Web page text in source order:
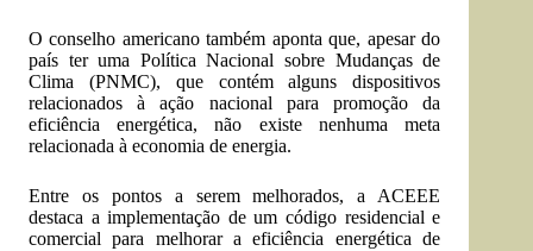
O conselho americano também aponta que, apesar do
país ter uma Política Nacional sobre Mudanças de
Clima (PNMC), que contém alguns dispositivos
relacionados à ação nacional para promoção da
eficiência energética, não existe nenhuma meta
relacionada à economia de energia.
Entre os pontos a serem melhorados, a ACEEE
destaca a implementação de um código residencial e
comercial para melhorar a eficiência energética de